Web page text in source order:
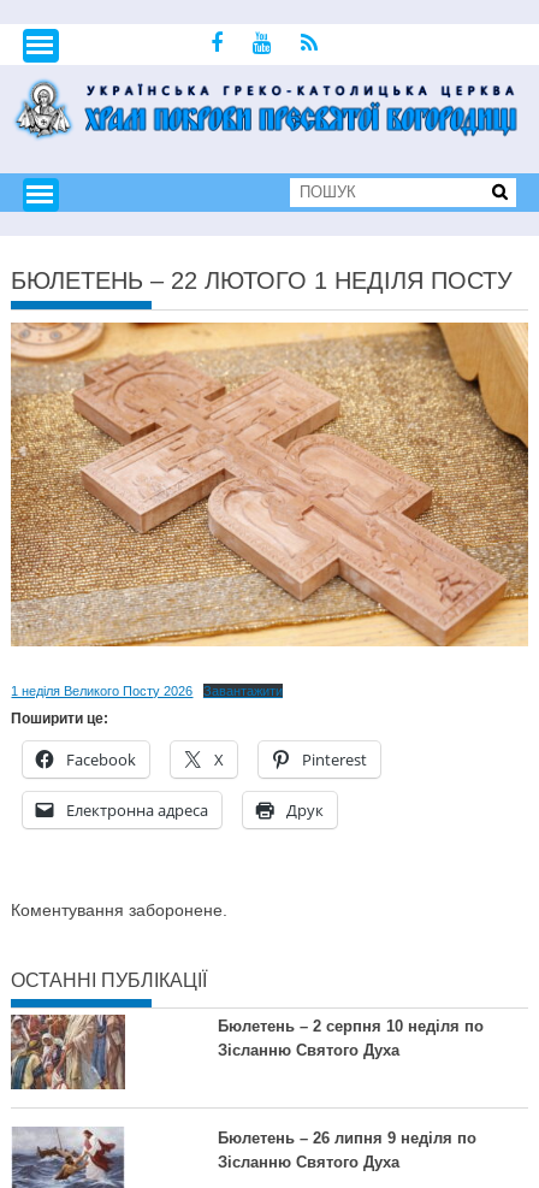
БЮЛЕТЕНЬ – 22 ЛЮТОГО 1 НЕДІЛЯ ПОСТУ
1 неділя Великого Посту 2026 Завантажити
Поширити це:
Facebook X Pinterest
Електронна адреса Друк
Коментування заборонене.
ОСТАННІ ПУБЛІКАЦІЇ
Бюлетень – 2 серпня 10 неділя по
Зісланню Святого Духа
Бюлетень – 26 липня 9 неділя по
Зісланню Святого Духа